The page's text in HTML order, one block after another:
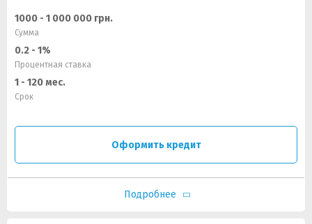
1000 - 1 000 000 грн.
Сумма
0.2 - 1%
Процентная ставка
1 - 120 мес.
Срок
Оформить кредит
Подробнее